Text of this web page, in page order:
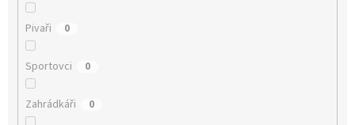
Pivaři 0
Sportovci 0
Zahrádkáři 0